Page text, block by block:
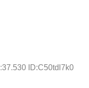
ID:C50tdl7k0